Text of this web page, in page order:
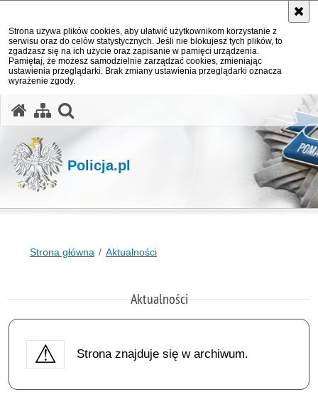
Strona używa plików cookies, aby ułatwić użytkownikom korzystanie z
serwisu oraz do celów statystycznych. Jeśli nie blokujesz tych plików, to
zgadzasz się na ich użycie oraz zapisanie w pamięci urządzenia.
Pamiętaj, że możesz samodzielnie zarządzać cookies, zmieniając
ustawienia przeglądarki. Brak zmiany ustawienia przeglądarki oznacza
wyrażenie zgody.
Policja.pl
Strona główna Aktualności
Aktualności
Strona znajduje się w archiwum.